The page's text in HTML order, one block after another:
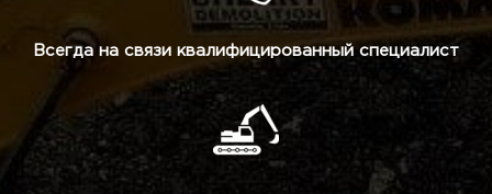
Всегда на связи квалифицированный специалист